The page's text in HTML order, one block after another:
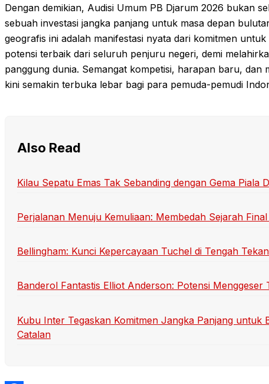
Dengan demikian, Audisi Umum PB Djarum 2026 bukan
sebuah investasi jangka panjang untuk masa depan
geografis ini adalah manifestasi nyata dari komitmen
potensi terbaik dari seluruh penjuru negeri, demi
panggung dunia. Semangat kompetisi, harapan baru, dan
kini semakin terbuka lebar bagi para pemuda-pemudi
Also Read
Kilau Sepatu Emas Tak Sebanding dengan Gema Piala
Perjalanan Menuju Kemuliaan: Membedah Sejarah
Bellingham: Kunci Kepercayaan Tuchel di Tengah
Banderol Fantastis Elliot Anderson: Potensi Menggeser
Kubu Inter Tegaskan Komitmen Jangka Panjang untuk
Catalan